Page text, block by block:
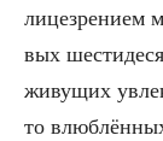
лице­зре­ни­ем
вых
живу­щих
то